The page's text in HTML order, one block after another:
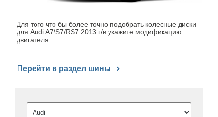
Для того что бы более точно подобрать колесные диски
для Audi A7/S7/RS7 2013 г/в укажите модификацию
двигателя.
Перейти в раздел шины